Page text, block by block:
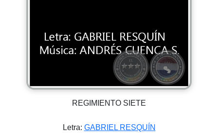
REGIMIENTO SIETE
Letra: GABRIEL RESQUÍN